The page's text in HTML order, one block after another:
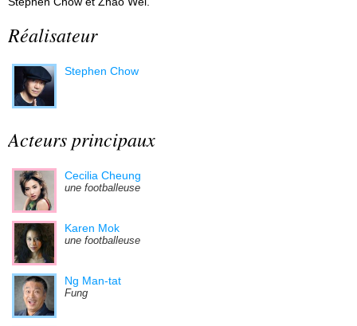
Réalisateur
Stephen Chow
Acteurs principaux
Cecilia Cheung
une footballeuse
Karen Mok
une footballeuse
Ng Man-tat
Fung